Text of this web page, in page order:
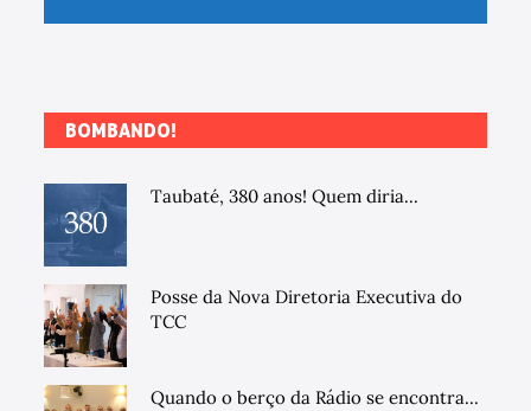
BOMBANDO!
Taubaté, 380 anos! Quem diria...
Posse da Nova Diretoria Executiva do
TCC
Quando o berço da Rádio se encontra...